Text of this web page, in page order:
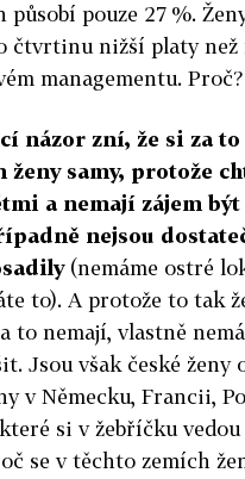
působí pouze 27 %.
čtvrtinu nižší platy než
managementu. Proč?
názor zní, že si za to
ženy samy, protože
a nemají zájem
nejsou
(nemáme ostré
to). A protože to tak
to nemají, vlastně
Jsou však české ženy
v Německu, Francii,
si v žebříčku
se v těchto zemích